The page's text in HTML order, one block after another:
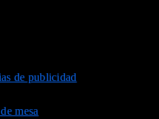
de publicidad
mesa